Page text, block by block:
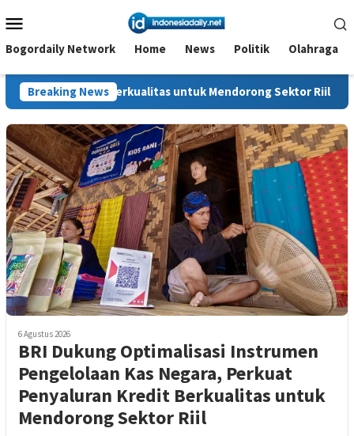
ke
kontenMobile
Bogordaily Network Home News Politik Olahraga
Breaking News
untuk Mendorong Sektor Riil UNNES dan
6 Agustus 2026
BRI Dukung Optimalisasi Instrumen
Pengelolaan Kas Negara, Perkuat
Penyaluran Kredit Berkualitas untuk
Mendorong Sektor Riil